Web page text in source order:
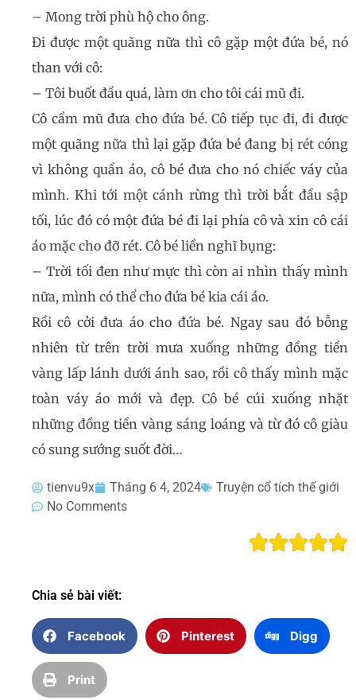
– Mong trời phù hộ cho ông.
Đi được một quãng nữa thì cô gặp một đứa bé, nó
than với cô:
– Tôi buốt đầu quá, làm ơn cho tôi cái mũ đi.
Cô cầm mũ đưa cho đứa bé. Cô tiếp tục đi, đi được
một quãng nữa thì lại gặp đứa bé đang bị rét cóng
vì không quần áo, cô bé đưa cho nó chiếc váy của
mình. Khi tới một cánh rừng thì trời bắt đầu sập
tối, lúc đó có một đứa bé đi lại phía cô và xin cô cái
áo mặc cho đỡ rét. Cô bé liền nghĩ bụng:
– Trời tối đen như mực thì còn ai nhìn thấy mình
nữa, mình có thể cho đứa bé kia cái áo.
Rồi cô cởi đưa áo cho đứa bé. Ngay sau đó bỗng
nhiên từ trên trời mưa xuống những đồng tiền
vàng lấp lánh dưới ánh sao, rồi cô thấy mình mặc
toàn váy áo mới và đẹp. Cô bé cúi xuống nhặt
những đồng tiền vàng sáng loáng và từ đó cô giàu
có sung sướng suốt đời…
tienvu9x Tháng 6 4, 2024
Truyện cổ tích thế giới
No Comments
Chia sẻ bài viết:
Facebook Pinterest Digg
Print